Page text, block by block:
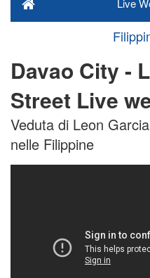
Live
Davao City -
Street Live
Veduta di Leon
nelle Filippine